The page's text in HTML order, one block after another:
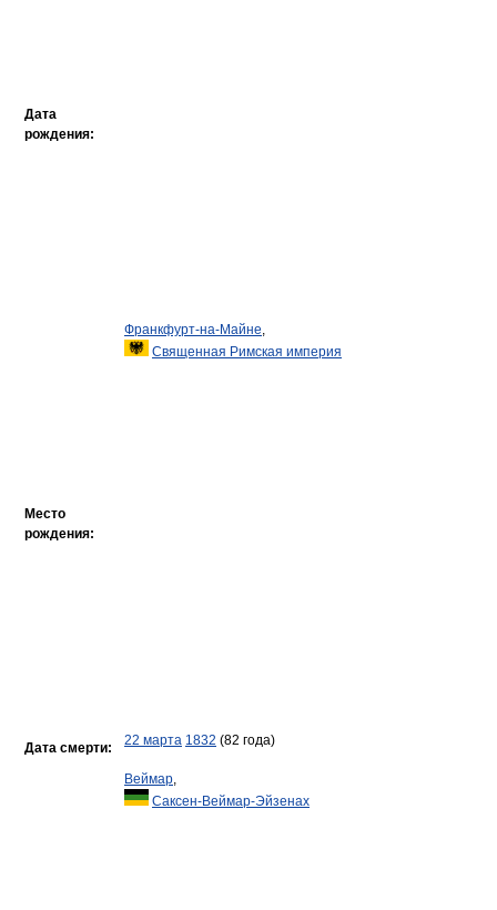
Дата
рождения:
Место
рождения:
Франкфурт-на-Майне,
Священная Римская империя
Дата смерти: 22 марта 1832 (82 года)
Веймар,
Саксен-Веймар-Эйзенах